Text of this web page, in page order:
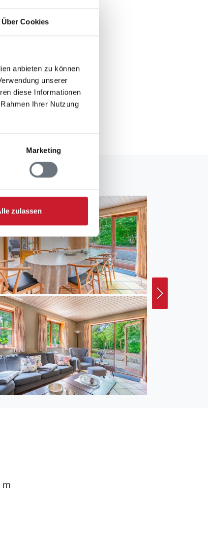
Über Cookies
anbieten zu können
unserer
diese Informationen
Ihrer Nutzung
Marketing
zulassen
&
Whirlpool und
Größe,
gern
m